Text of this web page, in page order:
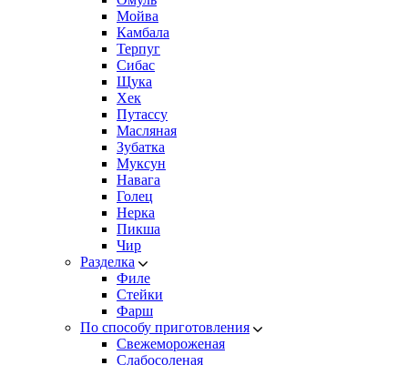
Мойва
Камбала
Терпуг
Сибас
Щука
Хек
Путассу
Масляная
Зубатка
Муксун
Навага
Голец
Нерка
Пикша
Чир
Разделка
Филе
Стейки
Фарш
По способу приготовления
Свежемороженая
Cлабосоленая